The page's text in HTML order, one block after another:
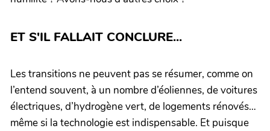
ET S'IL FALLAIT CONCLURE...
Les transitions ne peuvent pas se résumer, comme on
l’entend souvent, à un nombre d’éoliennes, de voitures
électriques, d’hydrogène vert, de logements rénovés…
même si la technologie est indispensable. Et puisque